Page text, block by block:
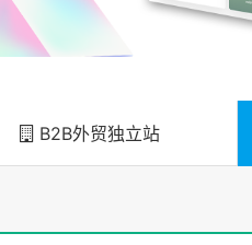
B2B外贸独立站